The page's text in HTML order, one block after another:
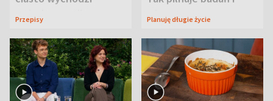
wyjątkowo wilgotne
Przepisy
wizyt
Planuję długie życie